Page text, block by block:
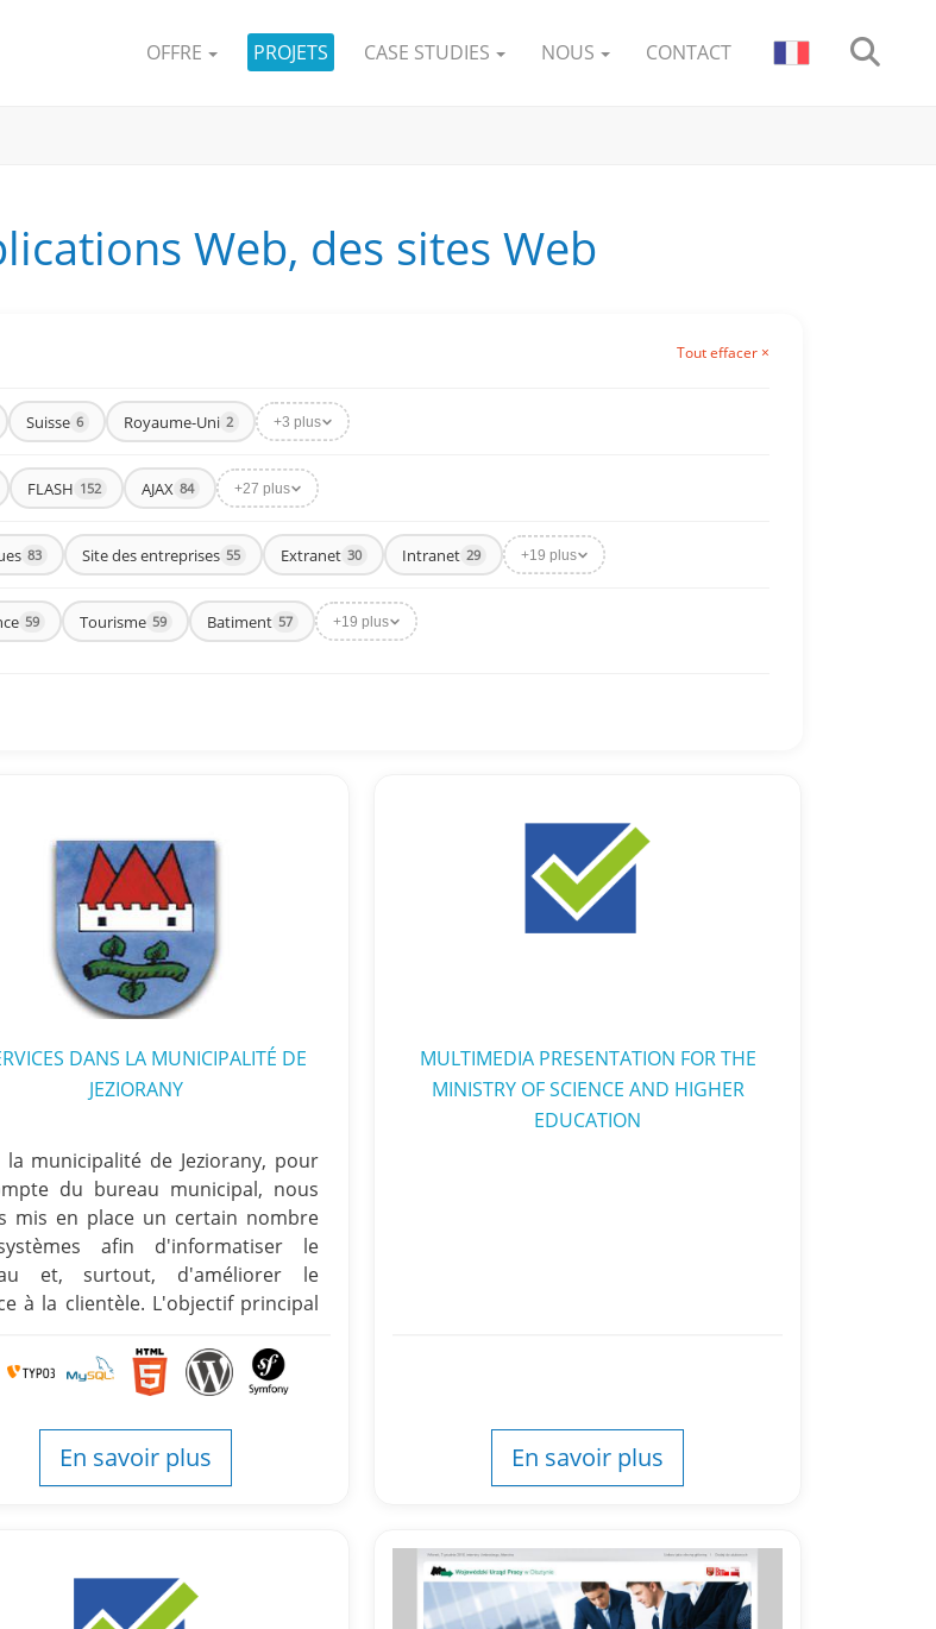
OFFRE
PROJETS CASE STUDIES NOUS CONTACT
Web, des sites Web
Tout effacer ×
Suisse 6 Royaume-Uni 2 +3 plus
FLASH 152 AJAX 84 +27 plus
83 Site des entreprises 55 Extranet 30 Intranet 29 +19 plus
59 Tourisme 59 Batiment 57 +19 plus
DANS LA MUNICIPALITÉ DE
JEZIORANY
la municipalité de Jeziorany, pour
du bureau municipal, nous
mis en place un certain nombre
afin d'informatiser le
et, surtout, d'améliorer le
à la clientèle. L'objectif principal
pour les parties prenantes.
En savoir plus
MULTIMEDIA PRESENTATION FOR THE
MINISTRY OF SCIENCE AND HIGHER
EDUCATION
En savoir plus